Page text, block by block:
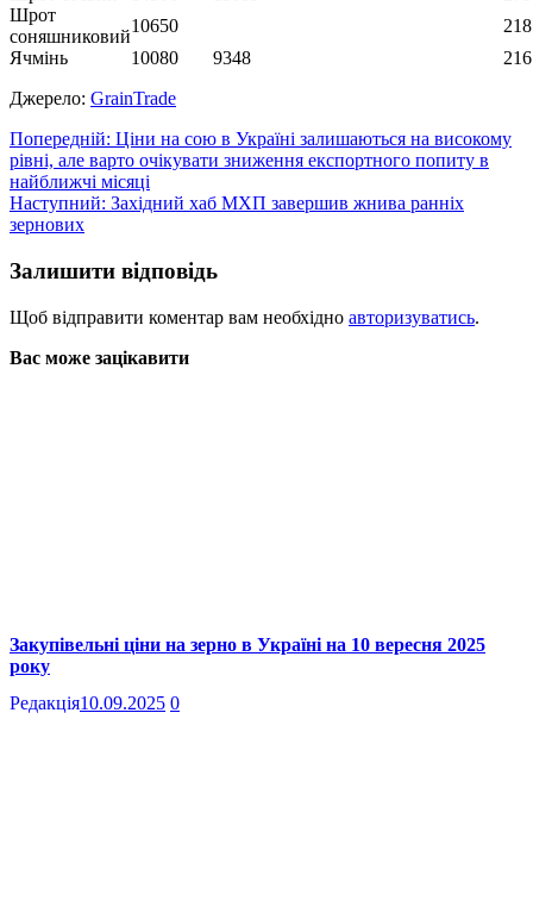
Шрот
соняшниковий
10650
218
Ячмінь
10080 9348
216
Джерело: GrainTrade
Навігація
записів
Попередній: Ціни на сою в Україні залишаються на високому
рівні, але варто очікувати зниження експортного попиту в
найближчі місяці
Наступний: Західний хаб МХП завершив жнива ранніх
зернових
Залишити відповідь
Щоб відправити коментар вам необхідно авторизуватись.
Вас може зацікавити
Закупівельні ціни на зерно в Україні на 10 вересня 2025
року
Редакція10.09.2025 0